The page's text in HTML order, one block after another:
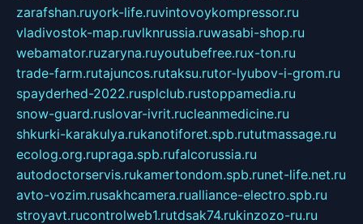
zarafshan.ruyork-life.ruvintovoykompressor.ru
vladivostok-map.ruvlknrussia.ruwasabi-shop.ru
webamator.ruzaryna.ruyoutubefree.rux-ton.ru
trade-farm.rutajuncos.rutaksu.rutor-lyubov-i-grom.ru
spayderhed-2022.rusplclub.rustoppamedia.ru
snow-guard.ruslovar-ivrit.rucleanmedicine.ru
shkurki-karakulya.rukanotiforet.spb.rututmassage.ru
ecolog.org.rupraga.spb.rufalcorussia.ru
autodoctorservis.rukamertondom.spb.runet-life.net.ru
avto-vozim.rusakhcamera.rualliance-electro.spb.ru
stroyavt.rucontrolweb1.rutdsak74.rukinzozo-ru.ru